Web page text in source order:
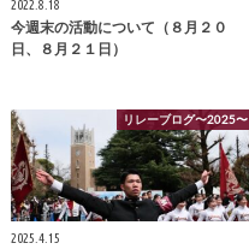
2022.8.18
今週末の活動について（８月２０
日、８月２１日）
リレーブログ〜2025〜
2025.4.15